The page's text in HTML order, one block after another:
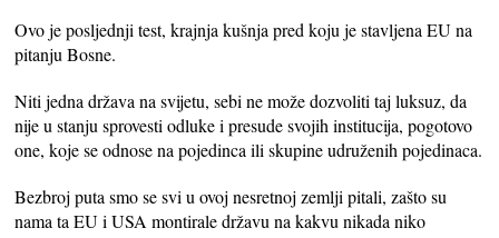
Ovo je posljednji test, krajnja kušnja pred koju je stavljena EU na
pitanju Bosne.
Niti jedna država na svijetu, sebi ne može dozvoliti taj luksuz, da
nije u stanju sprovesti odluke i presude svojih institucija, pogotovo
one, koje se odnose na pojedinca ili skupine udruženih pojedinaca.
Bezbroj puta smo se svi u ovoj nesretnoj zemlji pitali, zašto su
nama ta EU i USA montirale državu na kakvu nikada niko